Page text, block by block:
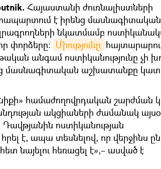
Հայաստանի ժուռնալիստների
է իրենց մասնագիտական
նկատմամբ
փորձերը։ Միությունը
անգամ ոստիկանությունը չի
մասնագիտական աշխատանքը
համաժողովրդական շարժման
ակցիաների ժամանակ
ոստիկանության
է, ապա տեսնելով, որ վերջինս
նայելու հեռացել է»,– ասված է